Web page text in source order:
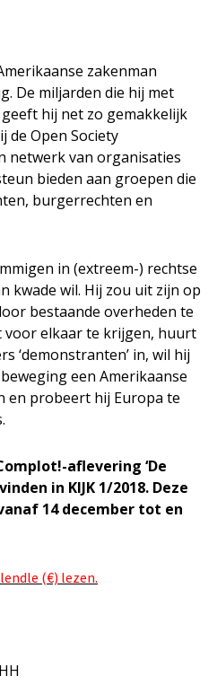
zakenman
De miljarden die hij met
hij net zo gemakkelijk
de Open Society
netwerk van organisaties
bieden aan groepen die
burgerrechten en
in (extreem-) rechtse
kwade wil. Hij zou uit zijn op
bestaande overheden te
voor elkaar te krijgen, huurt
‘demonstranten’ in, wil hij
een Amerikaanse
probeert hij Europa te
aflevering ‘De
in KIJK 1/2018. Deze
14 december tot en
(€) lezen.